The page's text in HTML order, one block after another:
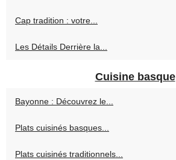
Cap tradition : votre...
Les Détails Derrière la...
Cuisine basque
Bayonne : Découvrez le...
Plats cuisinés basques...
Plats cuisinés traditionnels...